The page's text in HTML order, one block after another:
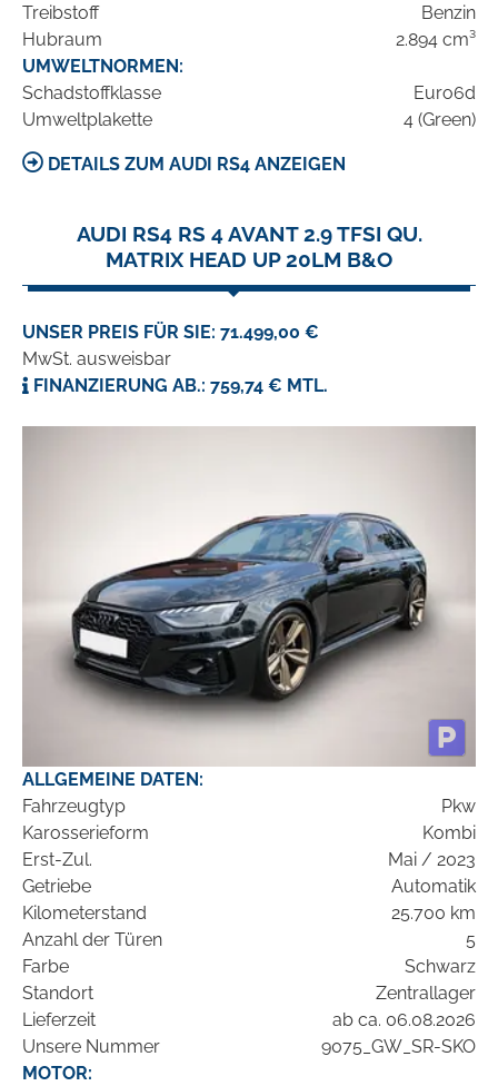
Treibstoff
Benzin
Hubraum
2.894 cm³
UMWELTNORMEN:
Schadstoffklasse
Euro6d
Umweltplakette
4 (Green)
DETAILS ZUM AUDI RS4 ANZEIGEN
AUDI RS4 RS 4 AVANT 2.9 TFSI QU.
MATRIX HEAD UP 20LM B&O
UNSER PREIS FÜR SIE: 71.499,00 €
MwSt. ausweisbar
FINANZIERUNG AB.: 759,74 € MTL.
ALLGEMEINE DATEN:
Fahrzeugtyp
Pkw
Karosserieform
Kombi
Erst-Zul.
Mai / 2023
Getriebe
Automatik
Kilometerstand
25.700 km
Anzahl der Türen
5
Farbe
Schwarz
Standort
Zentrallager
Lieferzeit
ab ca. 06.08.2026
Unsere Nummer
9075_GW_SR-SKO
MOTOR: